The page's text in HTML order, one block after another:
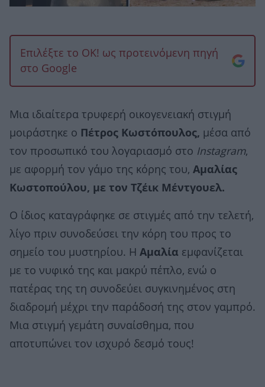
Επιλέξτε το OK! ως προτεινόμενη πηγή
στο Google
Μια ιδιαίτερα τρυφερή οικογενειακή στιγμή
μοιράστηκε ο Πέτρος Κωστόπουλος, μέσα από
τον προσωπικό του λογαριασμό στο Instagram,
με αφορμή τον γάμο της κόρης του, Αμαλίας
Κωστοπούλου, με τον Τζέικ Μέντγουελ.
Ο ίδιος καταγράφηκε σε στιγμές από την τελετή,
λίγο πριν συνοδεύσει την κόρη του προς το
σημείο του μυστηρίου. Η Αμαλία εμφανίζεται
με το νυφικό της και μακρύ πέπλο, ενώ ο
πατέρας της τη συνοδεύει συγκινημένος στη
διαδρομή μέχρι την παράδοσή της στον γαμπρό.
Μια στιγμή γεμάτη συναίσθημα, που
αποτυπώνει τον ισχυρό δεσμό τους!